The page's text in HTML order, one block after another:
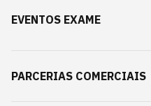
EVENTOS EXAME
PARCERIAS COMERCIAIS